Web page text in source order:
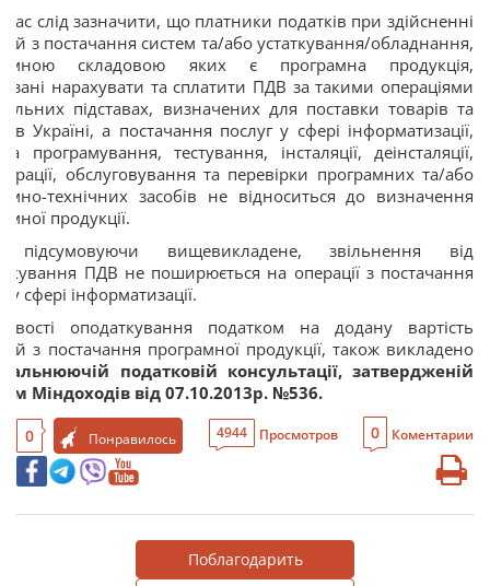
слід зазначити, що платники податків при здійсненні
з постачання систем та/або устаткування/обладнання,
складовою яких є програмна продукція,
нарахувати та сплатити ПДВ за такими операціями
підставах, визначених для поставки товарів та
в Україні, а постачання послуг у сфері інформатизації,
програмування, тестування, інсталяції, деінсталяції,
обслуговування та перевірки програмних та/або
технічних засобів не відноситься до визначення
продукції.
підсумовуючи вищевикладене, звільнення від
ПДВ не поширюється на операції з постачання
у сфері інформатизації.
оподаткування податком на додану вартість
з постачання програмної продукції, також викладено
податковій консультації, затвердженій
Міндоходів від 07.10.2013р. №536.
0 Понравилось 4944 Просмотров 0 Коментарии
Поблагодарить